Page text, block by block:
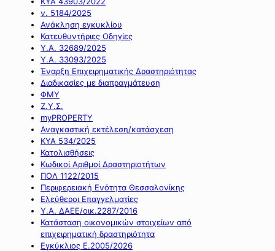
ν. 5184/2025
Ανάκληση εγκυκλίου
Κατευθυντήριες Οδηγίες
Υ.Α. 32689/2025
Υ.Α. 33093/2025
Έναρξη Επιχειρηματικής Δραστηριότητας
Διαδικασίες με διαπραγμάτευση
ΦΜΥ
Ζ.Υ.Σ.
myPROPERTY
Αναγκαστική εκτέλεση/κατάσχεση
ΚΥΑ 534/2025
Κατολισθήσεις
Κωδικοί Αριθμοί Δραστηριοτήτων
ΠΟΛ 1122/2015
Περιφερειακή Ενότητα Θεσσαλονίκης
Ελεύθεροι Επαγγελματίες
Υ.Α. ΔΑΕΕ/οικ.2287/2016
Κατάσταση οικονομικών στοιχείων από
επιχειρηματική δραστηριότητα
Εγκύκλιος Ε.2005/2026